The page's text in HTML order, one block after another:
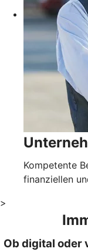
Kompetente
finanziellen
>
Ob digital oder